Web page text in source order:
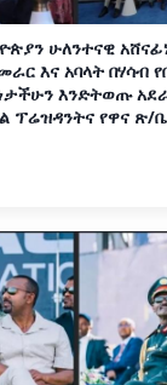
ሁለንተናዊ
እና አባላት በሃሳብ
እንድትወጡ
ፕሬዝዳንትና የዋና ጽ/